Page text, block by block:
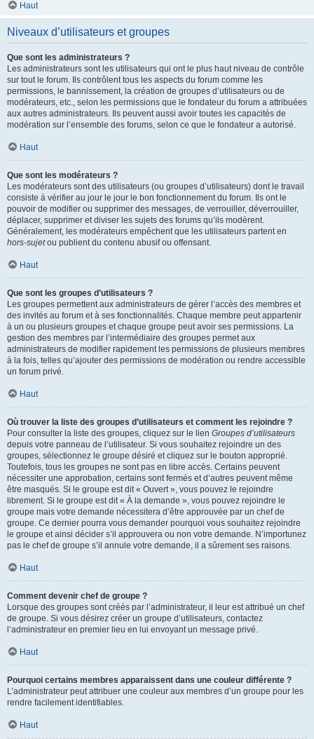
Haut
Niveaux d’utilisateurs et groupes
Que sont les administrateurs ?
Les administrateurs sont les utilisateurs qui ont le plus haut niveau de contrôle
sur tout le forum. Ils contrôlent tous les aspects du forum comme les
permissions, le bannissement, la création de groupes d’utilisateurs ou de
modérateurs, etc., selon les permissions que le fondateur du forum a attribuées
aux autres administrateurs. Ils peuvent aussi avoir toutes les capacités de
modération sur l’ensemble des forums, selon ce que le fondateur a autorisé.
Haut
Que sont les modérateurs ?
Les modérateurs sont des utilisateurs (ou groupes d’utilisateurs) dont le travail
consiste à vérifier au jour le jour le bon fonctionnement du forum. Ils ont le
pouvoir de modifier ou supprimer des messages, de verrouiller, déverrouiller,
déplacer, supprimer et diviser les sujets des forums qu’ils modèrent.
Généralement, les modérateurs empêchent que les utilisateurs partent en
hors-sujetou publient du contenu abusif ou offensant.
Haut
Que sont les groupes d’utilisateurs ?
Les groupes permettent aux administrateurs de gérer l’accès des membres et
des invités au forum et à ses fonctionnalités. Chaque membre peut appartenir
à un ou plusieurs groupes et chaque groupe peut avoir ses permissions. La
gestion des membres par l’intermédiaire des groupes permet aux
administrateurs de modifier rapidement les permissions de plusieurs membres
à la fois, telles qu’ajouter des permissions de modération ou rendre accessible
un forum privé.
Haut
Où trouver la liste des groupes d’utilisateurs et comment les rejoindre ?
Pour consulter la liste des groupes, cliquez sur le lien Groupes d’utilisateurs
depuis votre panneau de l’utilisateur. Si vous souhaitez rejoindre un des
groupes, sélectionnez le groupe désiré et cliquez sur le bouton approprié.
Toutefois, tous les groupes ne sont pas en libre accès. Certains peuvent
nécessiter une approbation, certains sont fermés et d’autres peuvent même
être masqués. Si le groupe est dit « Ouvert », vous pouvez le rejoindre
librement. Si le groupe est dit « À la demande », vous pouvez rejoindre le
groupe mais votre demande nécessitera d’être approuvée par un chef de
groupe. Ce dernier pourra vous demander pourquoi vous souhaitez rejoindre
le groupe et ainsi décider s’il approuvera ou non votre demande. N’importunez
pas le chef de groupe s’il annule votre demande, il a sûrement ses raisons.
Haut
Comment devenir chef de groupe ?
Lorsque des groupes sont créés par l’administrateur, il leur est attribué un chef
de groupe. Si vous désirez créer un groupe d’utilisateurs, contactez
l’administrateur en premier lieu en lui envoyant un message privé.
Haut
Pourquoi certains membres apparaissent dans une couleur différente ?
L’administrateur peut attribuer une couleur aux membres d’un groupe pour les
rendre facilement identifiables.
Haut